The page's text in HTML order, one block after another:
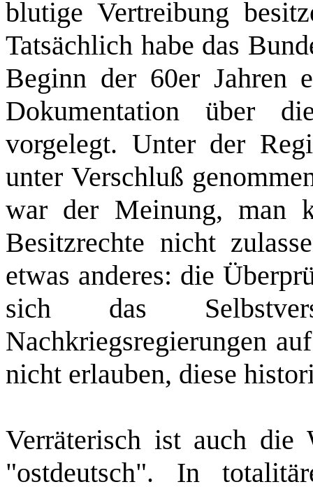
blutige Vertreibung
Tatsächlich habe das
Beginn der 60er Jahren
Dokumentation über
vorgelegt. Unter der
unter Verschluß
war der Meinung, man
Besitzrechte nicht
etwas anderes: die
sich das
Nachkriegsregierungen
nicht erlauben, diese
Verräterisch ist auch die
"ostdeutsch". In